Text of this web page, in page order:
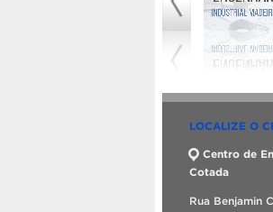
LOCALIZE O
Centro de
Cotada
Rua Benjamin